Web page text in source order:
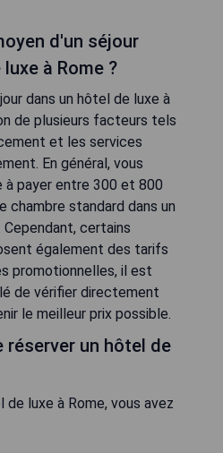
d'un séjour
à Rome ?
dans un hôtel de luxe à
de plusieurs facteurs tels
et les services
En général, vous
payer entre 300 et 800
chambre standard dans un
certains
également des tarifs
promotionnelles, il est
de vérifier directement
le meilleur prix possible.
réserver un hôtel de
de luxe à Rome, vous avez